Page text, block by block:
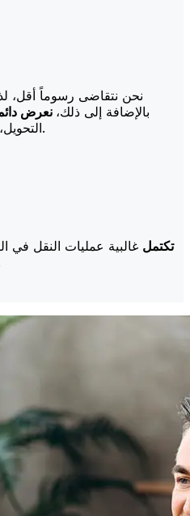
نحن نتقاضى رسوماً أقل،
بالإضافة إلى ذلك، نعرض
التحويل، حتى تعرف بالضبط ما ستدفعه.
تكتمل غالبية عمليات النقل في